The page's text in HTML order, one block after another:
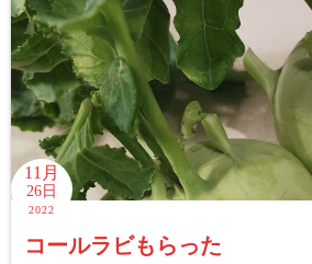
11月
26日
2022
コールラビもらった